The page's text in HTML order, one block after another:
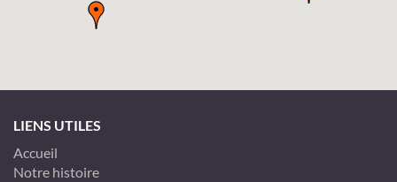
LIENS UTILES
Accueil
Notre histoire